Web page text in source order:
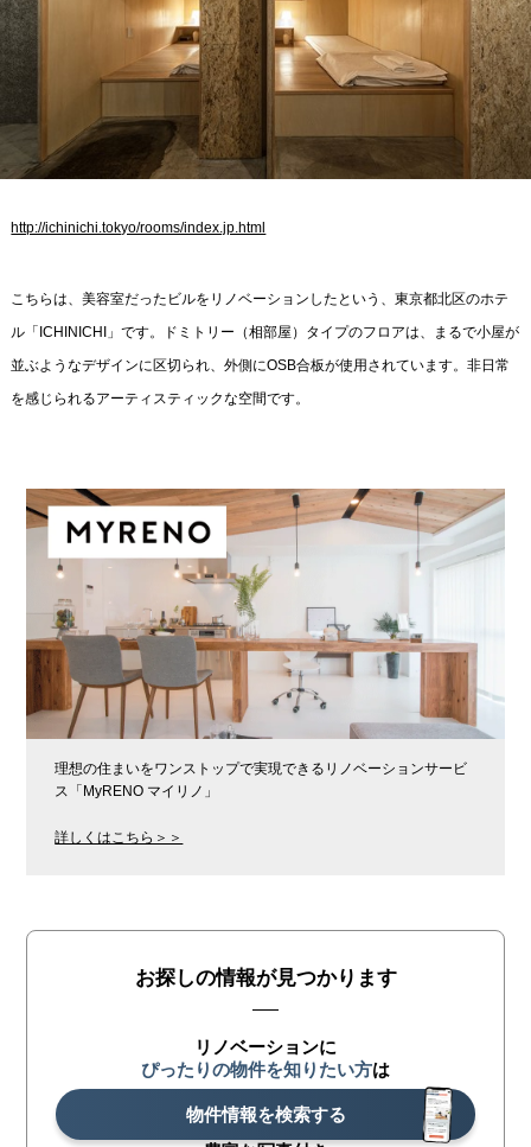
http://ichinichi.tokyo/rooms/index.jp.html
こちらは、美容室だったビルをリノベーションしたという、東京都北区のホテ
ル「ICHINICHI」です。ドミトリー（相部屋）タイプのフロアは、まるで小屋が
並ぶようなデザインに区切られ、外側にOSB合板が使用されています。非日常
を感じられるアーティスティックな空間です。
理想の住まいをワンストップで実現できるリノベーションサービ
ス「MyRENO マイリノ」
詳しくはこちら＞＞
お探しの情報が見つかります
リノベーションに
ぴったりの物件を知りたい方は
物件情報を検索する